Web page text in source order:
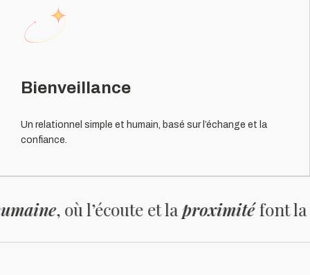
Bienveillance
Un relationnel simple et humain, basé sur l’échange et la
confiance.
et laproximitéfont la différence.